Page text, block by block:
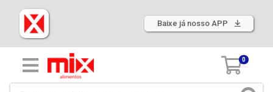
Baixe já nosso APP
0